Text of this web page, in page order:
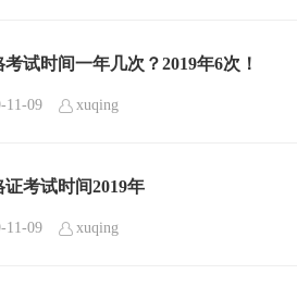
试时间一年几次？2019年6次！
11-09 xuqing
考试时间2019年
11-09 xuqing